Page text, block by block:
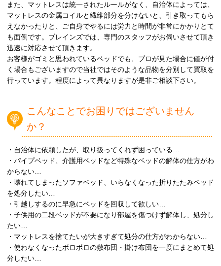
また、マットレスは統一されたルールがなく、自治体によっては、
マットレスの金属コイルと繊維部分を分けないと、引き取ってもら
えなかったりと、ご自身でやるには労力と時間が非常にかかりとて
も面倒です。ブレインズでは、専門のスタッフがお伺いさせて頂き
迅速に対応させて頂きます。
お客様がゴミと思われているベッドでも、プロが見た場合に値が付
く場合もございますので当社ではそのような品物を分別して買取を
行っています。程度によって異なりますが是非ご相談下さい。
こんなことでお困りではございません
か？
・自治体に依頼したが、取り扱ってくれず困っている…
・パイプベッド、介護用ベッドなど特殊なベッドの解体の仕方がわ
からない…
・壊れてしまったソファベッド、いらなくなった折りたたみベッド
を処分したい…
・引越しするのに早急にベッドを回収して欲しい…
・子供用の二段ベッドが不要になり部屋を傷つけず解体し、処分し
たい…
・マットレスを捨てたいが大きすぎて処分の仕方がわからない…
・使わなくなったボロボロの敷布団・掛け布団を一度にまとめて処
分したい…